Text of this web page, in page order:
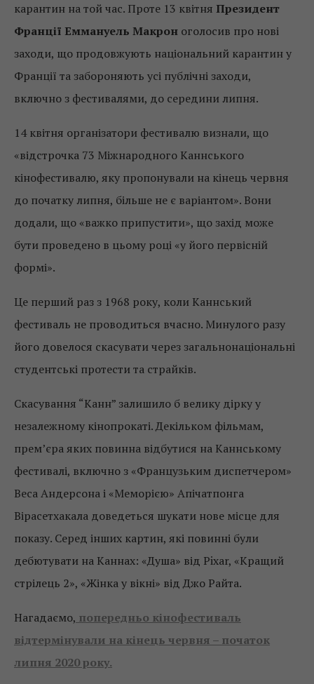
карантин на той час. Проте 13 квітня Президент
Франції Еммануель Макрон оголосив про нові
заходи, що продовжують національний карантин у
Франції та забороняють усі публічні заходи,
включно з фестивалями, до середини липня.
14 квітня організатори фестивалю визнали, що
«відстрочка 73 Міжнародного Каннського
кінофестивалю, яку пропонували на кінець червня
до початку липня, більше не є варіантом». Вони
додали, що «важко припустити», що захід може
бути проведено в цьому році «у його первісній
формі».
Це перший раз з 1968 року, коли Каннський
фестиваль не проводиться вчасно. Минулого разу
його довелося скасувати через загальнонаціональні
студентські протести та страйків.
Скасування “Канн” залишило б велику дірку у
незалежному кінопрокаті. Декільком фільмам,
прем’єра яких повинна відбутися на Каннському
фестивалі, включно з «Французьким диспетчером»
Веса Андерсона і «Меморією» Апічатпонга
Вірасетхакала доведеться шукати нове місце для
показу. Серед інших картин, які повинні були
дебютувати на Каннах: «Душа» від Pixar, «Кращий
стрілець 2», «Жінка у вікні» від Джо Райта.
Нагадаємо, попередньо кінофестиваль
відтермінували на кінець червня – початок
липня 2020 року.